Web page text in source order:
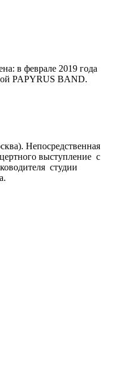
в феврале 2019 года
PAPYRUS BAND.
Непосредственная
выступление с
студии